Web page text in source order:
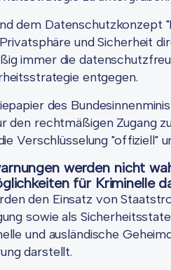
dem Datenschutzkonzept
und Sicherheit
immer die
entgegen.
des
den rechtmäßigen Zugang
Verschlüsselung "offiziell"
werden nicht
für Kriminelle
den Einsatz von
sowie als
und ausländische
darstellt.